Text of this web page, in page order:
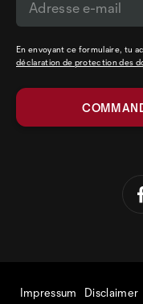
En envoyant ce formulaire, tu
déclaration de protection des
Impressum Disclaimer